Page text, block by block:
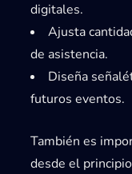
digitales.
Ajusta
de asistencia.
Diseña
futuros eventos.
También es
desde el